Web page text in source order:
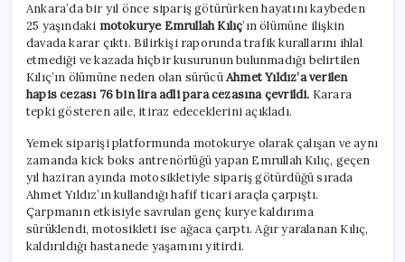
çarpan
sürücüye
ödül
gibi
ceza
verildi
için
Ankara’da bir yıl önce sipariş götürürken hayatını kaybeden
25 yaşındaki motokurye Emrullah Kılıç’ın ölümüne ilişkin
davada karar çıktı. Bilirkişi raporunda trafik kurallarını ihlal
etmediği ve kazada hiçbir kusurunun bulunmadığı belirtilen
Kılıç’ın ölümüne neden olan sürücüAhmet Yıldız’a verilen
hapis cezası 76 bin lira adli para cezasına çevrildi. Karara
tepki gösteren aile, itiraz edeceklerini açıkladı.
Yemek siparişi platformunda motokurye olarak çalışan ve aynı
zamanda kick boks antrenörlüğü yapan Emrullah Kılıç, geçen
yıl haziran ayında motosikletiyle sipariş götürdüğü sırada
Ahmet Yıldız’ın kullandığı hafif ticari araçla çarpıştı.
Çarpmanın etkisiyle savrulan genç kurye kaldırıma
sürüklendi, motosikleti ise ağaca çarptı. Ağır yaralanan Kılıç,
kaldırıldığı hastanede yaşamını yitirdi.